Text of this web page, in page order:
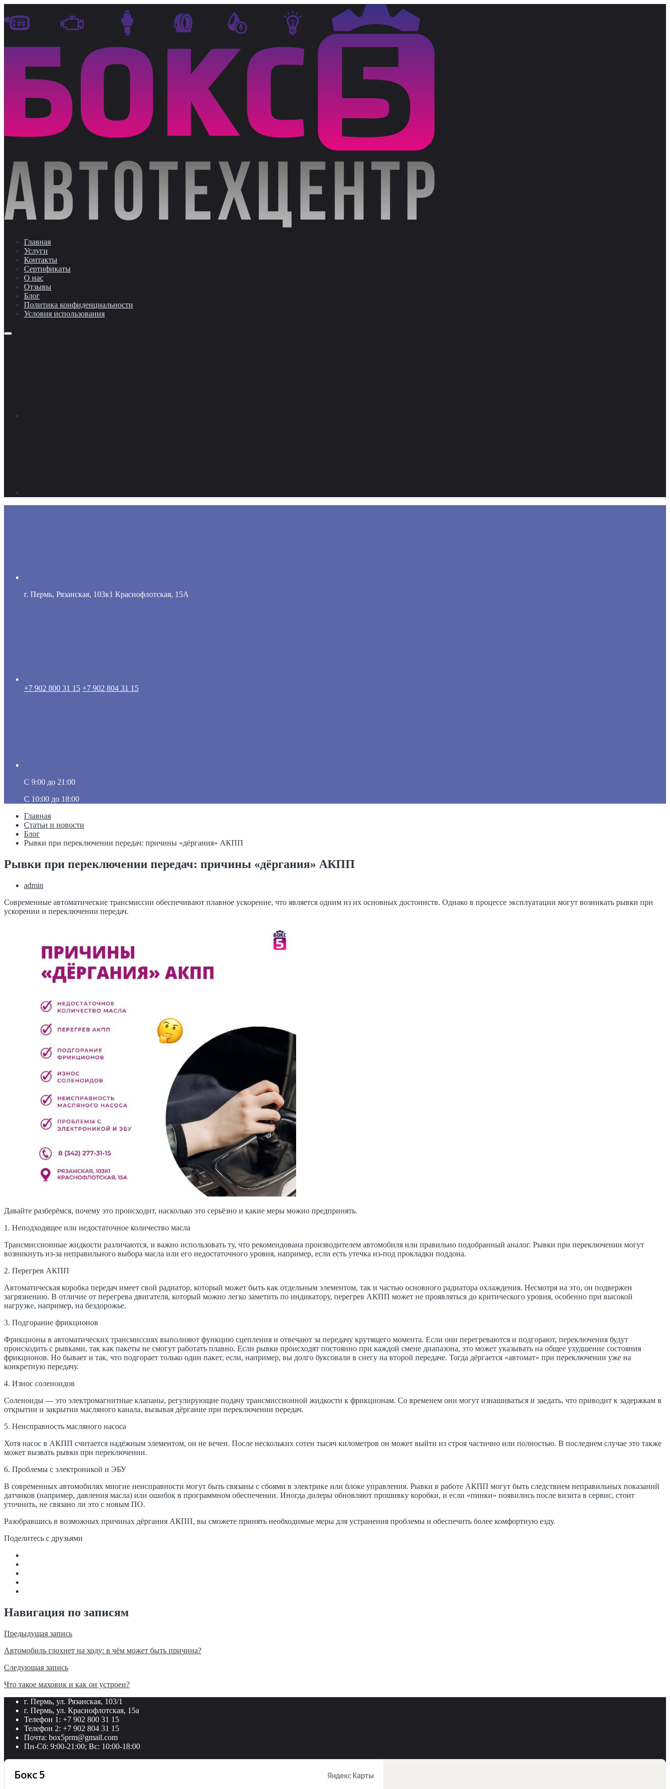
Главная
Услуги
Контакты
Сертификаты
О нас
Отзывы
Блог
Политика конфиденциальности
Условия использования
г. Пермь, Рязанская, 103к1 Краснофлотская, 15А
+7 902 800 31 15 +7 902 804 31 15
C 9:00 до 21:00
C 10:00 до 18:00
Главная
Статьи и новости
Блог
Рывки при переключении передач: причины «дёргания» АКПП
Рывки при переключении передач: причины «дёргания» АКПП
admin
Современные автоматические трансмиссии обеспечивают плавное ускорение, что является одним из их основных достоинств. Однако в процессе эксплуатации могут возникать рывки при
ускорении и переключении передач.
Давайте разберёмся, почему это происходит, насколько это серьёзно и какие меры можно предпринять.
1. Неподходящее или недостаточное количество масла
Трансмиссионные жидкости различаются, и важно использовать ту, что рекомендована производителем автомобиля или правильно подобранный аналог. Рывки при переключении могут
возникнуть из-за неправильного выбора масла или его недостаточного уровня, например, если есть утечка из-под прокладки поддона.
2. Перегрев АКПП
Автоматическая коробка передач имеет свой радиатор, который может быть как отдельным элементом, так и частью основного радиатора охлаждения. Несмотря на это, он подвержен
загрязнению. В отличие от перегрева двигателя, который можно легко заметить по индикатору, перегрев АКПП может не проявляться до критического уровня, особенно при высокой
нагрузке, например, на бездорожье.
3. Подгорание фрикционов
Фрикционы в автоматических трансмиссиях выполняют функцию сцепления и отвечают за передачу крутящего момента. Если они перегреваются и подгорают, переключения будут
происходить с рывками, так как пакеты не смогут работать плавно. Если рывки происходят постоянно при каждой смене диапазона, это может указывать на общее ухудшение состояния
фрикционов. Но бывает и так, что подгорает только один пакет, если, например, вы долго буксовали в снегу на второй передаче. Тогда дёргается «автомат» при переключении уже на
конкретную передачу.
4. Износ соленоидов
Соленоиды — это электромагнитные клапаны, регулирующие подачу трансмиссионной жидкости к фрикционам. Со временем они могут изнашиваться и заедать, что приводит к задержкам в
открытии и закрытии масляного канала, вызывая дёргание при переключении передач.
5. Неисправность масляного насоса
Хотя насос в АКПП считается надёжным элементом, он не вечен. После нескольких сотен тысяч километров он может выйти из строя частично или полностью. В последнем случае это также
может вызвать рывки при переключении.
6. Проблемы с электроникой и ЭБУ
В современных автомобилях многие неисправности могут быть связаны с сбоями в электрике или блоке управления. Рывки в работе АКПП могут быть следствием неправильных показаний
датчиков (например, давления масла) или ошибок в программном обеспечении. Иногда дилеры обновляют прошивку коробки, и если «пинки» появились после визита в сервис, стоит
уточнить, не связано ли это с новым ПО.
Разобравшись в возможных причинах дёргания АКПП, вы сможете принять необходимые меры для устранения проблемы и обеспечить более комфортную езду.
Поделитесь с друзьями
Навигация по записям
Предыдущая запись
Автомобиль глохнет на ходу: в чём может быть причина?
Следующая запись
Что такое маховик и как он устроен?
г. Пермь, ул. Рязанская, 103/1
г. Пермь, ул. Краснофлотская, 15а
Телефон 1: +7 902 800 31 15
Телефон 2: +7 902 804 31 15
Почта: box5prm@gmail.com
Пн-Сб: 9:00-21:00; Вс: 10:00-18:00